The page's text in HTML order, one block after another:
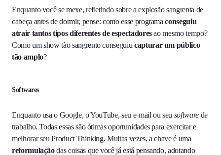
Enquanto você se mexe, refletindo sobre a explosão sangrenta de
cabeça antes de dormir, pense: como esse programaconseguiu
atrair tantos tipos diferentes de espectadoresao mesmo tempo?
Como um show tão sangrento conseguiu capturar um público
tão amplo?
Softwares
Enquanto usa o Google, o YouTube, seu e-mail ou seu software de
trabalho. Todas essas são ótimas oportunidades para exercitar e
melhorar seu Product Thinking. Muitas vezes, a chave é uma
reformulaçãodas coisas que você já está pensando, adotando